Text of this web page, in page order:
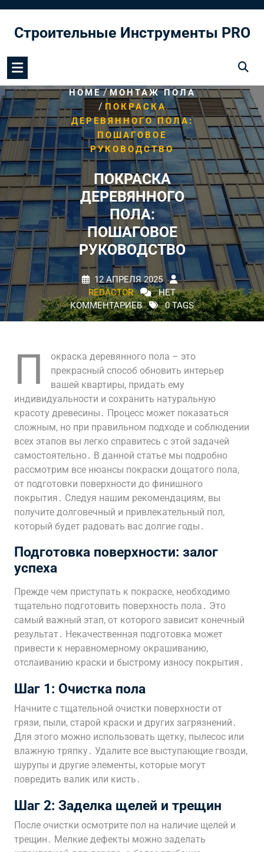
содержимому
Строительные Инструменты PRO
HOME/МОНТАЖ ПОЛА
/ПОКРАСКА
ДЕРЕВЯННОГО ПОЛА:
ПОШАГОВОЕ
РУКОВОДСТВО
ПОКРАСКА
ДЕРЕВЯННОГО
ПОЛА:
ПОШАГОВОЕ
РУКОВОДСТВО
12 АПРЕЛЯ 2025
REDACTOR
НЕТ
КОММЕНТАРИЕВ
0 TAGS
П
окраска деревянного пола – это
прекрасный способ обновить интерьер
вашей квартиры, придать ему
индивидуальности и сохранить натуральную
красоту древесины․ Процесс может показаться
сложным, но при правильном подходе и соблюдении
всех этапов вы легко справитесь с этой задачей
самостоятельно․ В данной статье мы подробно
рассмотрим все нюансы покраски дощатого пола,
от подготовки поверхности до финишного
покрытия․ Следуя нашим рекомендациям, вы
получите долговечный и привлекательный пол,
который будет радовать вас долгие годы․
Подготовка поверхности: залог
успеха
Прежде чем приступать к покраске, необходимо
тщательно подготовить поверхность пола․ Это
самый важный этап, от которого зависит конечный
результат․ Некачественная подготовка может
привести к неравномерному окрашиванию,
отслаиванию краски и быстрому износу покрытия․
Шаг 1: Очистка пола
Начните с тщательной очистки поверхности от
грязи, пыли, старой краски и других загрязнений․
Для этого можно использовать щетку, пылесос или
влажную тряпку․ Удалите все выступающие гвозди,
шурупы и другие элементы, которые могут
повредить валик или кисть․
Шаг 2: Заделка щелей и трещин
После очистки осмотрите пол на наличие щелей и
трещин․ Мелкие дефекты можно заделать